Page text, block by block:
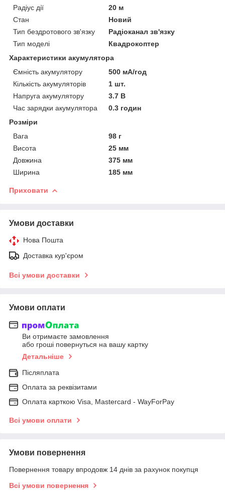
Радіус дії
20 м
Стан
Новий
Тип бездротового зв'язку
Радіоканал зв'язку
Тип моделі
Квадрокоптер
Характеристики акумулятора
Ємність акумулятору
500 мА/год
Кількість акумуляторів
1 шт.
Напруга акумулятору
3.7 В
Час зарядки акумулятора
0.3 годин
Розміри
Вага
98 г
Висота
25 мм
Довжина
375 мм
Ширина
185 мм
Приховати
Умови доставки
Нова Пошта
Доставка кур'єром
Всі умови доставки
Умови оплати
Ви отримаєте замовлення
або гроші повернуться на вашу картку
Детальніше
Післяплата
Оплата за реквізитами
Оплата карткою Visa, Mastercard - WayForPay
Всі умови оплати
Умови повернення
Повернення товару впродовж 14 днів за рахунок покупця
Всі умови повернення